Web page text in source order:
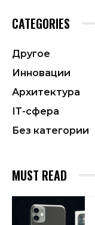
CATEGORIES
Другое
Инновации
Архитектура
ІТ-сфера
Без категории
MUST READ